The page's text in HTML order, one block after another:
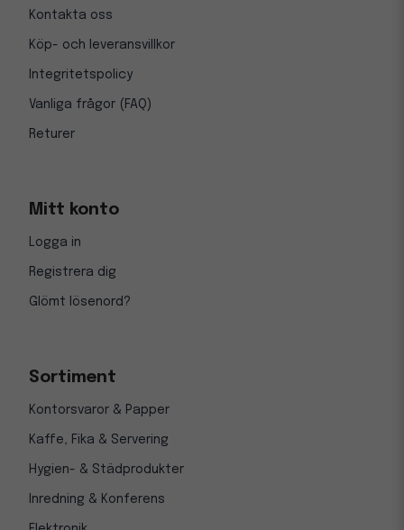
Kontakta oss
Köp- och leveransvillkor
Integritetspolicy
Vanliga frågor (FAQ)
Returer
Mitt konto
Logga in
Registrera dig
Glömt lösenord?
Sortiment
Kontorsvaror & Papper
Kaffe, Fika & Servering
Hygien- & Städprodukter
Inredning & Konferens